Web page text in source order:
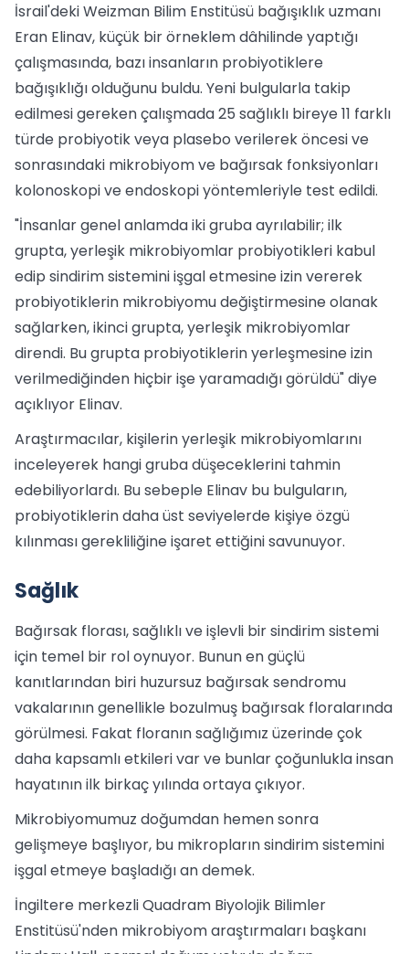
İsrail'deki Weizman Bilim Enstitüsü bağışıklık uzmanı
Eran Elinav, küçük bir örneklem dâhilinde yaptığı
çalışmasında, bazı insanların probiyotiklere
bağışıklığı olduğunu buldu. Yeni bulgularla takip
edilmesi gereken çalışmada 25 sağlıklı bireye 11 farklı
türde probiyotik veya plasebo verilerek öncesi ve
sonrasındaki mikrobiyom ve bağırsak fonksiyonları
kolonoskopi ve endoskopi yöntemleriyle test edildi.
"İnsanlar genel anlamda iki gruba ayrılabilir; ilk
grupta, yerleşik mikrobiyomlar probiyotikleri kabul
edip sindirim sistemini işgal etmesine izin vererek
probiyotiklerin mikrobiyomu değiştirmesine olanak
sağlarken, ikinci grupta, yerleşik mikrobiyomlar
direndi. Bu grupta probiyotiklerin yerleşmesine izin
verilmediğinden hiçbir işe yaramadığı görüldü" diye
açıklıyor Elinav.
Araştırmacılar, kişilerin yerleşik mikrobiyomlarını
inceleyerek hangi gruba düşeceklerini tahmin
edebiliyorlardı. Bu sebeple Elinav bu bulguların,
probiyotiklerin daha üst seviyelerde kişiye özgü
kılınması gerekliliğine işaret ettiğini savunuyor.
Sağlık
Bağırsak florası, sağlıklı ve işlevli bir sindirim sistemi
için temel bir rol oynuyor. Bunun en güçlü
kanıtlarından biri huzursuz bağırsak sendromu
vakalarının genellikle bozulmuş bağırsak floralarında
görülmesi. Fakat floranın sağlığımız üzerinde çok
daha kapsamlı etkileri var ve bunlar çoğunlukla insan
hayatının ilk birkaç yılında ortaya çıkıyor.
Mikrobiyomumuz doğumdan hemen sonra
gelişmeye başlıyor, bu mikropların sindirim sistemini
işgal etmeye başladığı an demek.
İngiltere merkezli Quadram Biyolojik Bilimler
Enstitüsü'nden mikrobiyom araştırmaları başkanı